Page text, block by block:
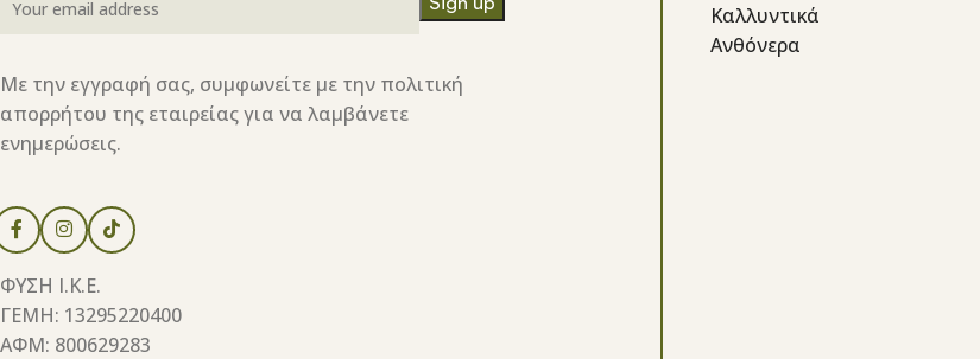
Με την εγγραφή σας, συμφωνείτε με την πολιτική
απορρήτου της εταιρείας για να λαμβάνετε
ενημερώσεις.
ΦΥΣΗ Ι.Κ.Ε.
ΓΕΜΗ: 13295220400
ΑΦΜ: 800629283
Καλλυντικά
Ανθόνερα